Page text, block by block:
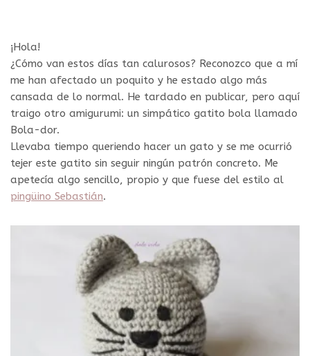
¡Hola!
¿Cómo van estos días tan calurosos? Reconozco que a mí
me han afectado un poquito y he estado algo más
cansada de lo normal. He tardado en publicar, pero aquí
traigo otro amigurumi: un simpático gatito bola llamado
Bola-dor.
Llevaba tiempo queriendo hacer un gato y se me ocurrió
tejer este gatito sin seguir ningún patrón concreto. Me
apetecía algo sencillo, propio y que fuese del estilo al
pingüino Sebastián.